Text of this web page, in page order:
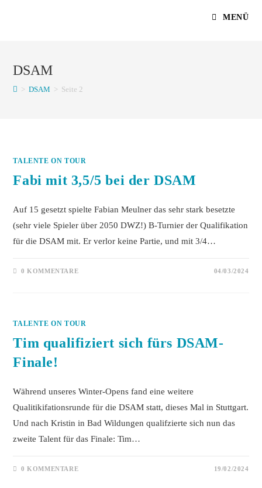
MENÜ
DSAM
> DSAM > Seite 2
TALENTE ON TOUR
Fabi mit 3,5/5 bei der DSAM
Auf 15 gesetzt spielte Fabian Meulner das sehr stark besetzte
(sehr viele Spieler über 2050 DWZ!) B-Turnier der Qualifikation
für die DSAM mit. Er verlor keine Partie, und mit 3/4…
0 KOMMENTARE 04/03/2024
TALENTE ON TOUR
Tim qualifiziert sich fürs DSAM-
Finale!
Während unseres Winter-Opens fand eine weitere
Qualitikifationsrunde für die DSAM statt, dieses Mal in Stuttgart.
Und nach Kristin in Bad Wildungen qualifzierte sich nun das
zweite Talent für das Finale: Tim…
0 KOMMENTARE 19/02/2024